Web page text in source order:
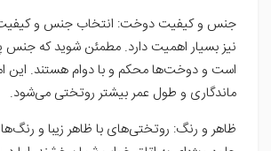
جنس و کیفیت دوخت: انتخاب جنس و
نیز بسیار اهمیت دارد. مطمئن شوید که جنس
است و دوخت‌ها محکم و با دوام هستند. این
ماندگاری و طول عمر بیشتر روتختی می‌شود.
ظاهر و رنگ: روتختی‌های با ظاهر زیبا و